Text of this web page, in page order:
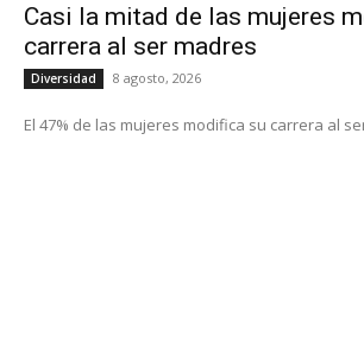
Casi la mitad de las mujeres
carrera al ser madres
Diversidad 8 agosto, 2026
El 47% de las mujeres modifica su carrera al